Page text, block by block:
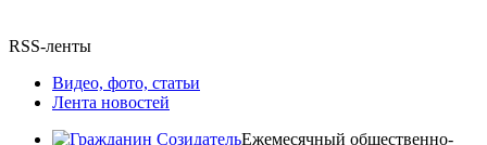
RSS-ленты
Видео, фото, статьи
Лента новостей
Ежемесячный общественно-